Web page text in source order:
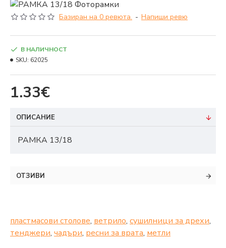
Базиран на 0 ревюта. - Напиши ревю
1.33€
В НАЛИЧНОСТ
SKU: 62025
ОПИСАНИЕ
РАМКА 13/18
ОТЗИВИ
пластмасови столове, ветрило, сушилници за дрехи,
тенджери, чадъри, ресни за врата, метли